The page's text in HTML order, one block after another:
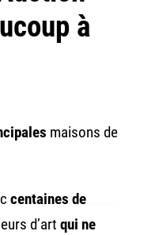
à
maisons de
centaines de
d’art qui ne